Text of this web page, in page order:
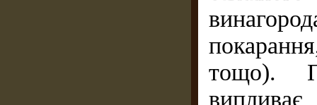
тощо).